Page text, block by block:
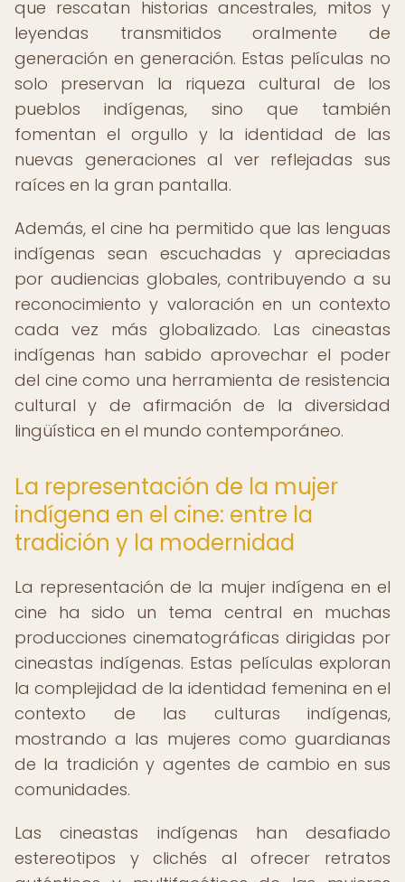
que rescatan historias ancestrales, mitos y
leyendas transmitidos oralmente de
generación en generación. Estas películas no
solo preservan la riqueza cultural de los
pueblos indígenas, sino que también
fomentan el orgullo y la identidad de las
nuevas generaciones al ver reflejadas sus
raíces en la gran pantalla.
Además, el cine ha permitido que las lenguas
indígenas sean escuchadas y apreciadas
por audiencias globales, contribuyendo a su
reconocimiento y valoración en un contexto
cada vez más globalizado. Las cineastas
indígenas han sabido aprovechar el poder
del cine como una herramienta de resistencia
cultural y de afirmación de la diversidad
lingüística en el mundo contemporáneo.
La representación de la mujer
indígena en el cine: entre la
tradición y la modernidad
La representación de la mujer indígena en el
cine ha sido un tema central en muchas
producciones cinematográficas dirigidas por
cineastas indígenas. Estas películas exploran
la complejidad de la identidad femenina en el
contexto de las culturas indígenas,
mostrando a las mujeres como guardianas
de la tradición y agentes de cambio en sus
comunidades.
Las cineastas indígenas han desafiado
estereotipos y clichés al ofrecer retratos